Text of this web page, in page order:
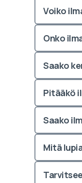
Voiko
Onko
Saako
Pitääkö
Saako
Mitä